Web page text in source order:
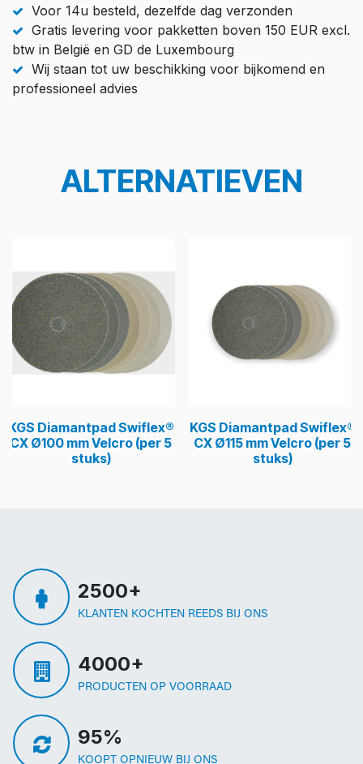
Voor 14u besteld, dezelfde dag verzonden
Gratis levering voor pakketten boven 150 EUR excl.
btw in België en GD de Luxembourg
Wij staan tot uw beschikking voor bijkomend en
professioneel advies
ALTERNATIEVEN
KGS Diamantpad Swiflex®
CX Ø100 mm Velcro (per 5
stuks)
KGS Diamantpad Swiflex®
CX Ø115 mm Velcro (per 5
stuks)
2500+
KLANTEN KOCHTEN REEDS BIJ ONS
4000+
PRODUCTEN OP VOORRAAD
95%
KOOPT OPNIEUW BIJ ONS